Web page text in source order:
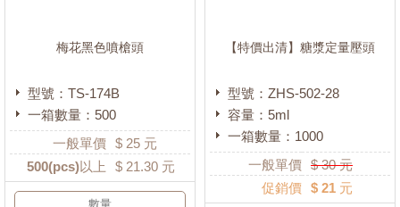
梅花黑色噴槍頭
型號：TS-174B
一箱數量：500
一般單價 $ 25 元
500(pcs)以上 $ 21.30 元
【特價出清】糖漿定量壓頭
型號：ZHS-502-28
容量：5ml
一箱數量：1000
一般單價 $30元
促銷價 $ 21 元